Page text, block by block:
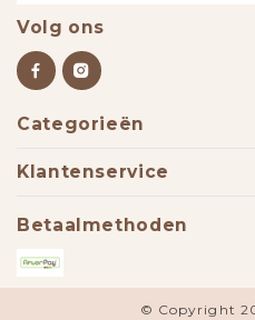
Volg ons
Categorieën
Klantenservice
Betaalmethoden
© Copyright